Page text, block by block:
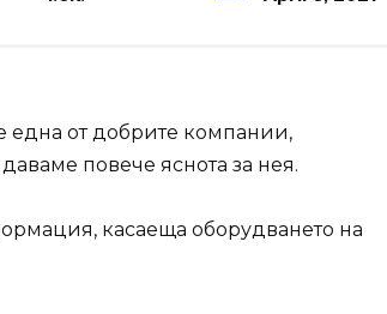
една от добрите компании,
повече яснота за нея.
касаеща оборудването на